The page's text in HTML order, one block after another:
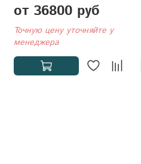
от 36800 руб
Точную цену уточняйте у
менеджера